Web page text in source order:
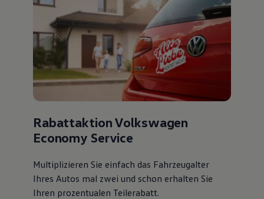
Rabattaktion Volkswagen
Economy Service
Multiplizieren Sie einfach das Fahrzeugalter
Ihres Autos mal zwei und schon erhalten Sie
Ihren prozentualen Teilerabatt.